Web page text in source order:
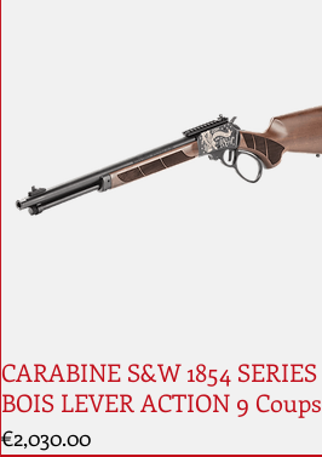
CARABINE S&W 1854 SERIES
BOIS LEVER ACTION 9 Coups
Price
€2,030.00